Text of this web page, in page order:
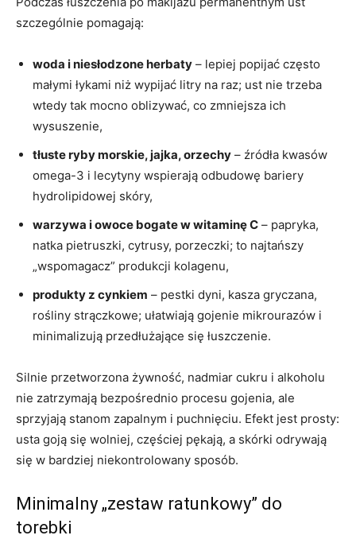
szczególnie pomagają:
woda i niesłodzone herbaty – lepiej popijać często
małymi łykami niż wypijać litry na raz; ust nie trzeba
wtedy tak mocno oblizywać, co zmniejsza ich
wysuszenie,
tłuste ryby morskie, jajka, orzechy – źródła kwasów
omega-3 i lecytyny wspierają odbudowę bariery
hydrolipidowej skóry,
warzywa i owoce bogate w witaminę C – papryka,
natka pietruszki, cytrusy, porzeczki; to najtańszy
„wspomagacz” produkcji kolagenu,
produkty z cynkiem – pestki dyni, kasza gryczana,
rośliny strączkowe; ułatwiają gojenie mikrourazów i
minimalizują przedłużające się łuszczenie.
Silnie przetworzona żywność, nadmiar cukru i alkoholu
nie zatrzymają bezpośrednio procesu gojenia, ale
sprzyjają stanom zapalnym i puchnięciu. Efekt jest prosty:
usta goją się wolniej, częściej pękają, a skórki odrywają
się w bardziej niekontrolowany sposób.
Minimalny „zestaw ratunkowy” do
torebki